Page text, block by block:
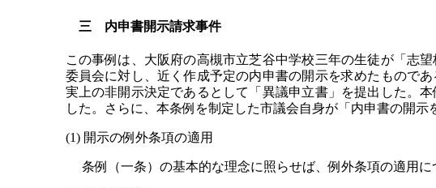
三 内申書開示請求事件
この事例は、大阪府の高槻市立芝谷中学校三年の生徒が「志
委員会に対し、近く作成予定の内申書の開示を求めたもので
実上の非開示決定であるとして「異議申立書」を提出した。
した。さらに、本条例を制定した市議会自身が「内申書の開
(1) 開示の例外条項の適用
条例（一条）の基本的な理念に照らせば、例外条項の適用に